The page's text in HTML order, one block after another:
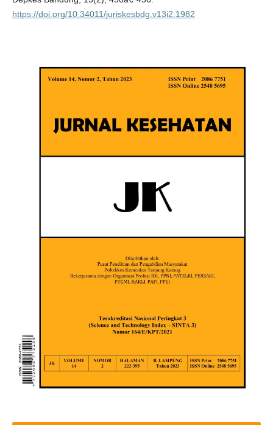
https://doi.org/10.34011/juriskesbdg.v13i2.1982